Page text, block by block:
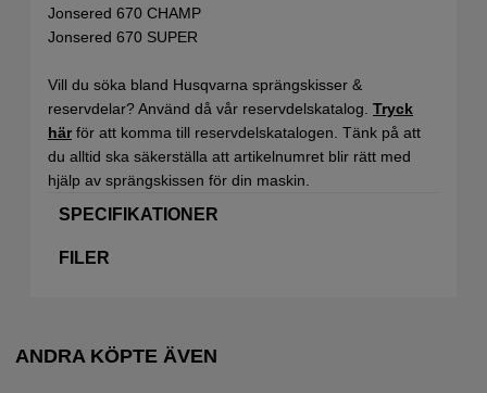
Jonsered 670 CHAMP
Jonsered 670 SUPER
Vill du söka bland Husqvarna sprängskisser &
reservdelar? Använd då vår reservdelskatalog. Tryck
härför att komma till reservdelskatalogen. Tänk på att
du alltid ska säkerställa att artikelnumret blir rätt med
hjälp av sprängskissen för din maskin.
SPECIFIKATIONER
FILER
ANDRA KÖPTE ÄVEN